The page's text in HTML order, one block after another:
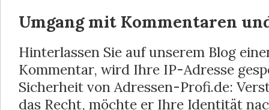
Umgang mit Kommentaren
Hinterlassen Sie auf unserem Blog
Kommentar, wird Ihre IP-Adresse
Sicherheit von Adressen-Profi.de:
das Recht, möchte er Ihre Identität